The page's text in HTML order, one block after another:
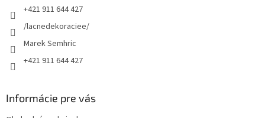
+421 911 644 427
/lacnedekoraciee/
Marek Semhric
+421 911 644 427
Informácie pre vás